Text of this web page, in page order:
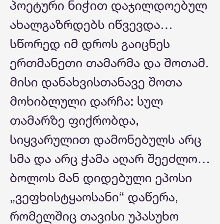
პოეტური ნიჭით დაჯილდოებულ
ახალგაზრდებს იწვევდა…
სწორედ იმ დროს გაიცნეს
ერთმანეთი თამარმა და შოთამ.
მისი დანახვისთანავე შოთა
მოხიბლული დარჩა: სულ
თამარზე ფიქრობდა,
სიყვარულით დამონებულს არც
სმა და არც ჭამა აღარ შეეძლო…
ბოლოს მან დიდებული ეპოსი
„ვეფხისტყაოსანი“ დაწერა,
რომელშიც თავისი უპასუხო